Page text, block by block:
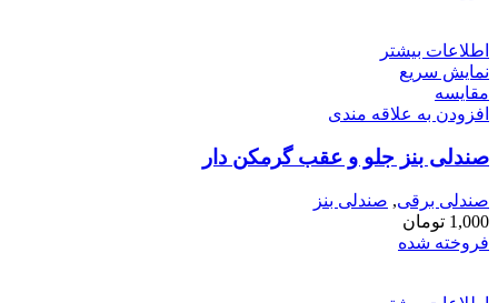
اطلاعات بیشتر
نمایش سریع
مقايسه
افزودن به علاقه مندی
صندلی بنز جلو و عقب گرمکن دار
صندلی برقی, صندلی بنز
1,000 تومان
فروخته شده